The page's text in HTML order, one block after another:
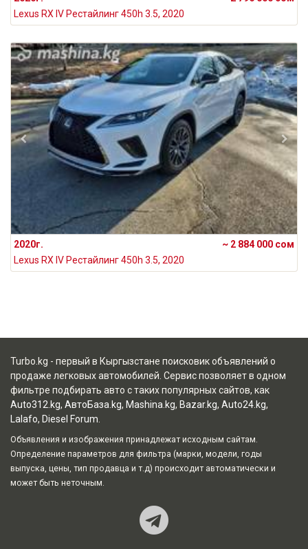
Lexus RX IV Рестайлинг 450h 3.5, 2020
2020г.
~ 2 884 000 сом
Lexus RX IV Рестайлинг 450h 3.5, 2020
Turbo.kg - первый в Кыргызстане поисковик объявлений о
продаже легковых автомобилей. Сервис позволяет в одном
фильтре подбирать авто с таких популярных сайтов, как
Auto312.kg, АвтоБаза.kg, Mashina.kg, Bazar.kg, Auto24.kg,
Lalafo, Diesel Forum
Объявления и изображения принадлежат исходным сайтам.
Определение параметров для фильтра (марки, модели, годы
выпуска, цены, тип продавца и т.д) происходит автоматически и
может быть неточным.
Наш